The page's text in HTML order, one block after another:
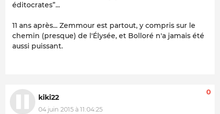
éditocrates”...
11 ans après... Zemmour est partout, y compris sur le
chemin (presque) de l'Élysée, et Bolloré n'a jamais été
aussi puissant.
kiki22
04 juin 2015 à 11:04:25
0